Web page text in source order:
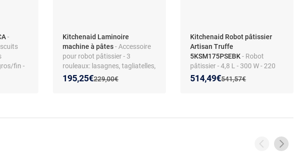
-
fin -
-
Kitchenaid Laminoire
machine à pâtes- Accessoire
pour robot pâtissier - 3
rouleaux: lasagnes, tagliatelles,
linguines - Métal - Compatible
robots KitchenAid
Ancien prix :
229,00€
Nouveau prix :
195,25€
Réduction de :
Kitchenaid Robot pâtissier
Artisan Truffe
5KSM175PSEBK- Robot
pâtissier - 4,8 L - 300 W - 220
trs/min - 10 vitesses - Noir
Ancien prix :
541,57€
Nouveau prix :
514,49€
Réduction de :